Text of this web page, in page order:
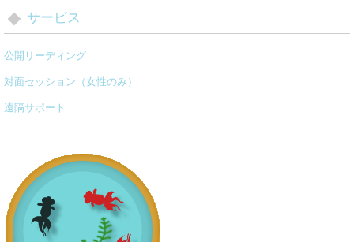
サービス
公開リーディング
対面セッション（女性のみ）
遠隔サポート